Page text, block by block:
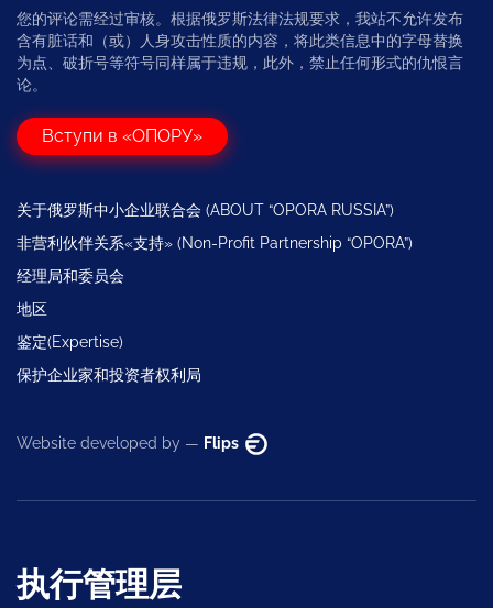
您的评论需经过审核。根据俄罗斯法律法规要求，我站不允许发布
含有脏话和（或）人身攻击性质的内容，将此类信息中的字母替换
为点、破折号等符号同样属于违规，此外，禁止任何形式的仇恨言
论。
Вступи в «ОПОРУ»
关于俄罗斯中小企业联合会 (ABOUT “OPORA RUSSIA”)
非营利伙伴关系«支持» (Non-Profit Partnership “OPORA”)
经理局和委员会
地区
鉴定(Expertise)
保护企业家和投资者权利局
Website developed by — Flips
执行管理层